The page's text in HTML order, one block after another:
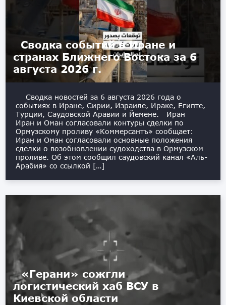
Сводка событий в Иране и
странах Ближнего Востока за 6
августа 2026 г.
Сводка новостей за 6 августа 2026 года о
событиях в Иране, Сирии, Израиле, Ираке, Египте,
Турции, Саудовской Аравии и Йемене. Иран
Иран и Оман согласовали контуры сделки по
Ормузскому проливу «Коммерсантъ» сообщает:
Иран и Оман согласовали основные положения
сделки о возобновлении судоходства в Ормузском
проливе. Об этом сообщил саудовский канал «Аль-
Арабия» со ссылкой […]
«Герани» сожгли
логистический хаб ВСУ в
Киевской области